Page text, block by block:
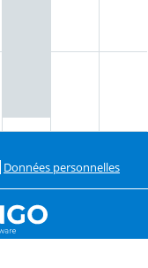
Données personnelles